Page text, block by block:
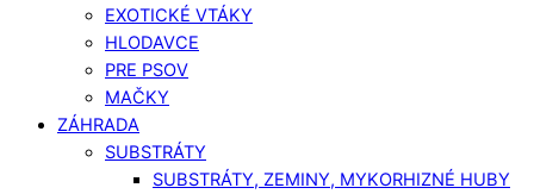
EXOTICKÉ VTÁKY
HLODAVCE
PRE PSOV
MAČKY
ZÁHRADA
SUBSTRÁTY
SUBSTRÁTY, ZEMINY, MYKORHIZNÉ HUBY